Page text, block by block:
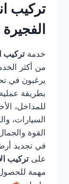
تركيب
الفجيرة
خدمة تركيب
من أكثر
يرغبون في
بطريقة
للمداخل،
السيارات،
القوة
في تجديد
على تركيب
مهمة